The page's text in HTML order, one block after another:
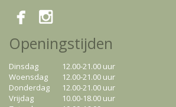
 
Openingstijden
Dinsdag
12.00-21.00 uur
Woensdag
12.00-21.00 uur
Donderdag
12.00-21.00 uur
Vrijdag
10.00-18.00 uur